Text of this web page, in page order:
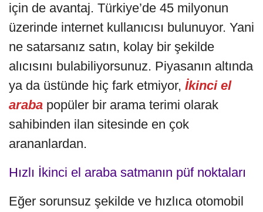
için de avantaj. Türkiye’de 45 milyonun
üzerinde internet kullanıcısı bulunuyor. Yani
ne satarsanız satın, kolay bir şekilde
alıcısını bulabiliyorsunuz. Piyasanın altında
ya da üstünde hiç fark etmiyor, İkinci el
araba popüler bir arama terimi olarak
sahibinden ilan sitesinde en çok
arananlardan.
Hızlı İkinci el araba satmanın püf noktaları
Eğer sorunsuz şekilde ve hızlıca otomobil